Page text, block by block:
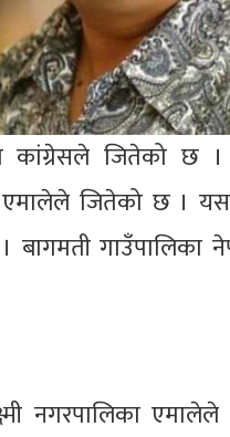
कांग्रेसले जितेको छ
एमालेले जितेको छ ।
गाउँपालिका
नगरपालिका